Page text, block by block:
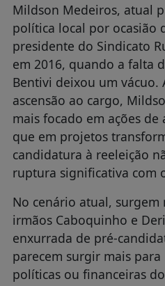
Mildson Medeiros, atual
política local por ocasião
presidente do Sindicato
em 2016, quando a falta
Bentivi deixou um vácuo.
ascensão ao cargo,
mais focado em ações de
que em projetos
candidatura à reeleição
ruptura significativa com
No cenário atual, surgem
irmãos Caboquinho e
enxurrada de pré-
parecem surgir mais
políticas ou financeiras